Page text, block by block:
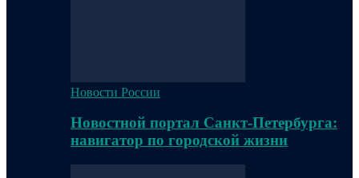
Новости России
Новостной портал Санкт-Петербурга:
навигатор по городской жизни